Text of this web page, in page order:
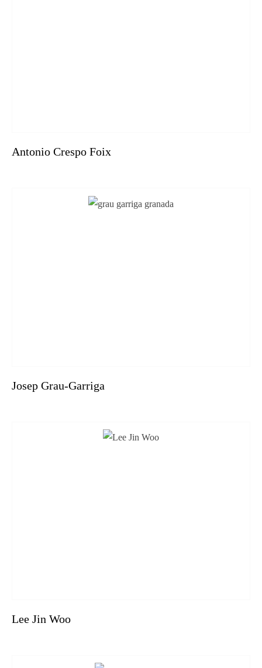
Antonio Crespo Foix
Josep Grau-Garriga
Lee Jin Woo